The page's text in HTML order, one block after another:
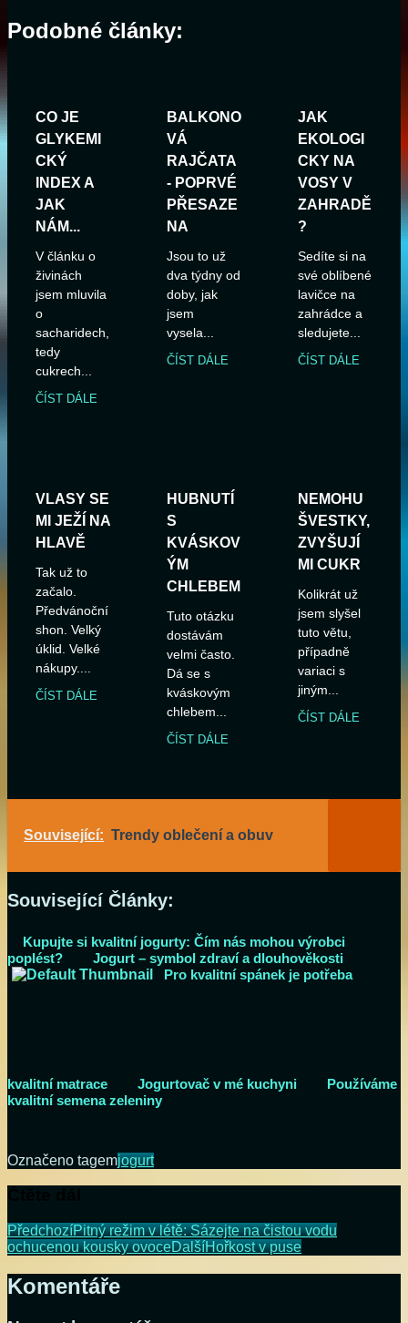
Podobné články:
CO JE
GLYKEMI
CKÝ
INDEX A
JAK
NÁM...
V článku o
živinách
jsem mluvila
o
sacharidech,
tedy
cukrech...
ČÍST DÁLE
BALKONO
VÁ
RAJČATA
- POPRVÉ
PŘESAZE
NA
Jsou to už
dva týdny od
doby, jak
jsem
vysela...
ČÍST DÁLE
JAK
EKOLOGI
CKY NA
VOSY V
ZAHRADĚ
?
Sedíte si na
své oblíbené
lavičce na
zahrádce a
sledujete...
ČÍST DÁLE
VLASY SE
MI JEŽÍ NA
HLAVĚ
Tak už to
začalo.
Předvánoční
shon. Velký
úklid. Velké
nákupy....
ČÍST DÁLE
HUBNUTÍ
S
KVÁSKOV
ÝM
CHLEBEM
Tuto otázku
dostávám
velmi často.
Dá se s
kváskovým
chlebem...
ČÍST DÁLE
NEMOHU
ŠVESTKY,
ZVYŠUJÍ
MI CUKR
Kolikrát už
jsem slyšel
tuto větu,
případně
variaci s
jiným...
ČÍST DÁLE
Související: Trendy oblečení a obuv
Související Články:
Kupujte si kvalitní jogurty: Čím nás mohou výrobci
poplést?
Jogurt – symbol zdraví a dlouhověkosti
Pro kvalitní spánek je potřeba
kvalitní matrace Jogurtovač v mé kuchyni
Používáme
kvalitní semena zeleniny
Označeno tagemjogurt
PředchozíPitný režim v létě: Sázejte na čistou vodu
ochucenou kousky ovoceDalšíHořkost v puse
Komentáře